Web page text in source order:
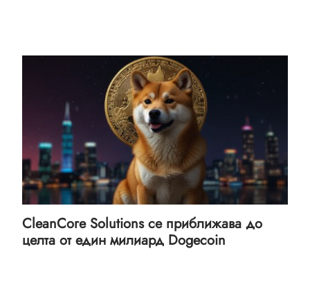
CleanCore Solutions се приближава до
целта от един милиард Dogecoin